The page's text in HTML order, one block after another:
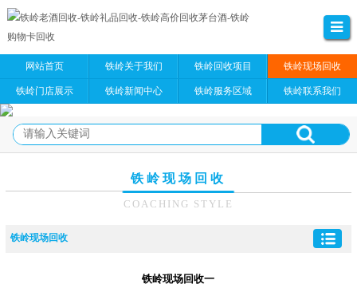
网站首页 铁岭关于我们 铁岭回收项目 铁岭现场回收
铁岭门店展示 铁岭新闻中心 铁岭服务区域 铁岭联系我们
铁岭现场回收
COACHING STYLE
铁岭现场回收
铁岭现场回收一